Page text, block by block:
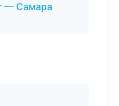
— Самара